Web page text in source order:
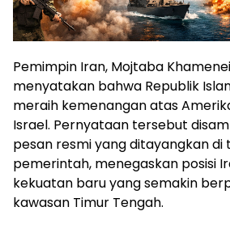
Pemimpin Iran, Mojtaba
menyatakan bahwa Republik
meraih kemenangan atas
Israel. Pernyataan tersebut
pesan resmi yang ditayangkan di
pemerintah, menegaskan posisi
kekuatan baru yang semakin
kawasan Timur Tengah.